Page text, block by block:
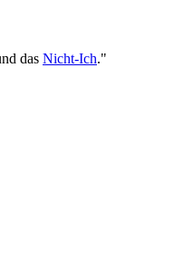
das Nicht-Ich."